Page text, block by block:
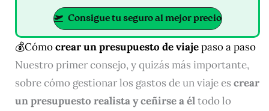
Consigue tu seguro al mejor precio
💰Cómocrear un presupuesto de viajepaso a paso
Nuestro primer consejo, y quizás más importante,
sobre cómo gestionar los gastos de un viaje es crear
un presupuesto realista y ceñirse a éltodo lo